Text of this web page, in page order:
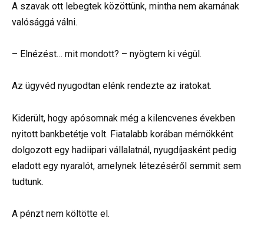
A szavak ott lebegtek közöttünk, mintha nem akarnának
valósággá válni.
– Elnézést… mit mondott? – nyögtem ki végül.
Az ügyvéd nyugodtan elénk rendezte az iratokat.
Kiderült, hogy apósomnak még a kilencvenes években
nyitott bankbetétje volt. Fiatalabb korában mérnökként
dolgozott egy hadiipari vállalatnál, nyugdíjasként pedig
eladott egy nyaralót, amelynek létezéséről semmit sem
tudtunk.
A pénzt nem költötte el.